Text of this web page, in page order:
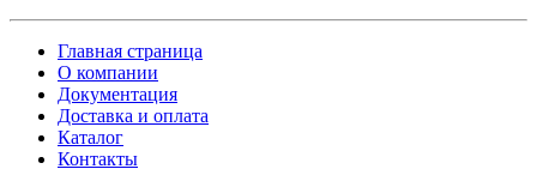
Главная страница
О компании
Документация
Доставка и оплата
Каталог
Контакты